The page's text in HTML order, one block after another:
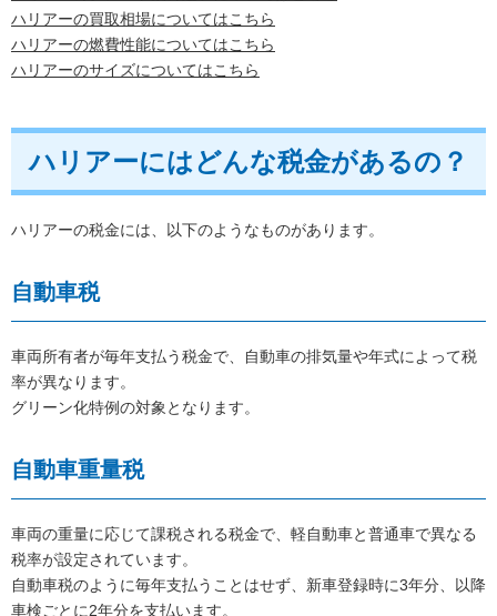
ハリアーの買取相場についてはこちら
ハリアーの燃費性能についてはこちら
ハリアーのサイズについてはこちら
ハリアーにはどんな税金があるの？
ハリアーの税金には、以下のようなものがあります。
自動車税
車両所有者が毎年支払う税金で、自動車の排気量や年式によって税
率が異なります。
グリーン化特例の対象となります。
自動車重量税
車両の重量に応じて課税される税金で、軽自動車と普通車で異なる
税率が設定されています。
自動車税のように毎年支払うことはせず、新車登録時に3年分、以降
車検ごとに2年分を支払います。